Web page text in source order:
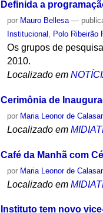
Definida a
por Mauro Bellesa —
Institucional , Polo Ribeirão
Os grupos de
2010.
Localizado em
Cerimônia de
por Maria Leonor de
Localizado em
Café da Manhã com
por Maria Leonor de
Localizado em
Instituto tem novo